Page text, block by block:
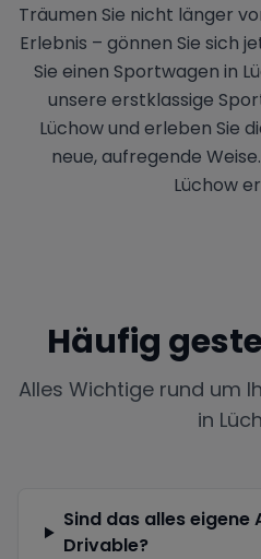
Träumen Sie nicht länger
Erlebnis – gönnen Sie sich
Sie einen Sportwagen in
unsere erstklassige
Lüchow und erleben Sie
neue, aufregende
Lüchow
Häufig
Alles Wichtige rund um
in
Sind das alles eigene
Drivable?